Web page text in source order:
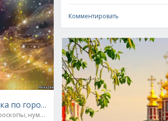
по гороскопу
нумерология 4
Комментировать